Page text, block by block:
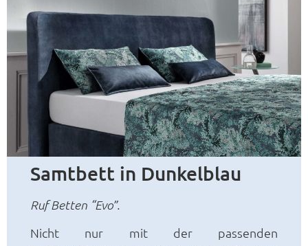
Samtbett in Dunkelblau
Ruf Betten “Evo”.
Nicht nur mit der passenden